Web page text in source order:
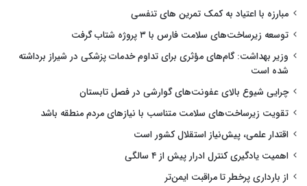
مبارزه با اعتیاد به کمک تمرین های تنفسی
توسعه زیرساخت‌های سلامت فارس با ۳ پروژه شتاب گرفت
وزیر بهداشت: گام‌های مؤثری برای تداوم خدمات پزشکی در شیراز برداشته
شده است
چرایی شیوع بالای عفونت‌های گوارشی در فصل تابستان
تقویت زیرساخت‌های سلامت متناسب با نیازهای مردم منطقه باشد
اقتدار علمی، پیش‌نیاز استقلال کشور است
اهمیت یادگیری کنترل ادرار پیش از ۴ سالگی
از بارداری پرخطر تا مراقبت ایمن‌تر